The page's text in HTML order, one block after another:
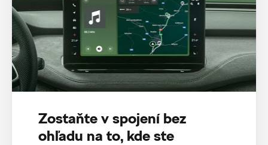
Zostaňte v spojení bez
ohľadu na to, kde ste